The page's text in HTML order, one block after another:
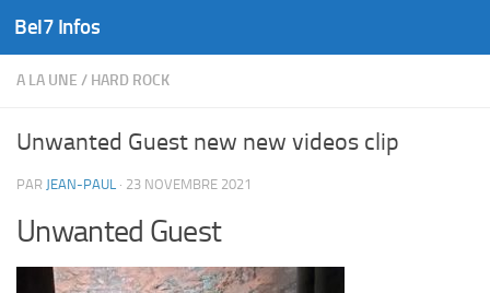
Skip to content
Bel7 Infos
A LA UNE / HARD ROCK
Unwanted Guest new new videos clip
PAR JEAN-PAUL · 23 NOVEMBRE 2021
Unwanted Guest